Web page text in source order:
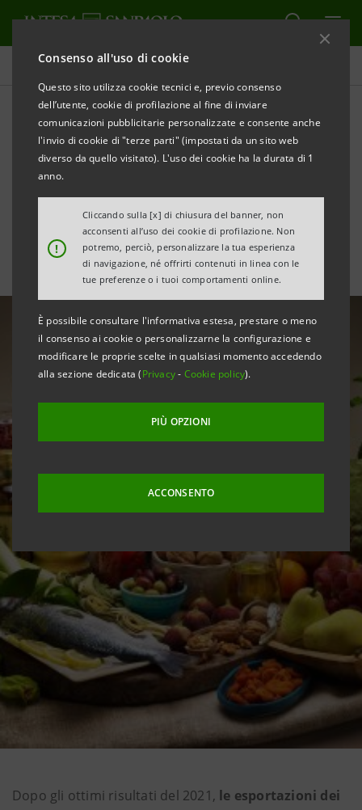
Consenso all'uso di cookie
Questo sito utilizza cookie tecnici e, previo consenso
dell’utente, cookie di profilazione al fine di inviare
comunicazioni pubblicitarie personalizzate e consente anche
l'invio di cookie di "terze parti" (impostati da un sito web
diverso da quello visitato). L'uso dei cookie ha la durata di 1
anno.
!
Cliccando sulla [x] di chiusura del banner, non
acconsenti all’uso dei cookie di profilazione. Non
potremo, perciò, personalizzare la tua esperienza
di navigazione, né offrirti contenuti in linea con le
tue preferenze o i tuoi comportamenti online.
È possibile consultare l'informativa estesa, prestare o meno
il consenso ai cookie o personalizzarne la configurazione e
modificare le proprie scelte in qualsiasi momento accedendo
alla sezione dedicata (Privacy- Cookie policy).
PIÙ OPZIONI
ACCONSENTO
Area Media
Distretti Agro-alimentari:
esportazioni in crescita
anche nel 1° semestre 2022
Dopo gli ottimi risultati del 2021, le esportazioni dei